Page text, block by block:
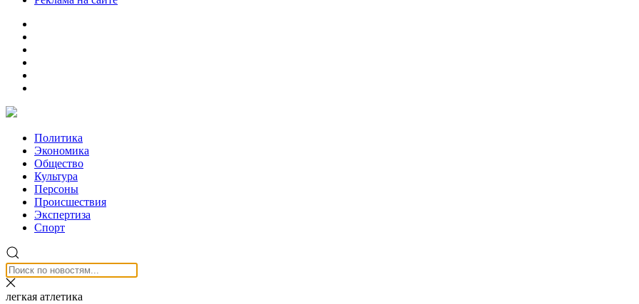
Политика
Экономика
Общество
Культура
Персоны
Происшествия
Экспертиза
Спорт
легкая атлетика